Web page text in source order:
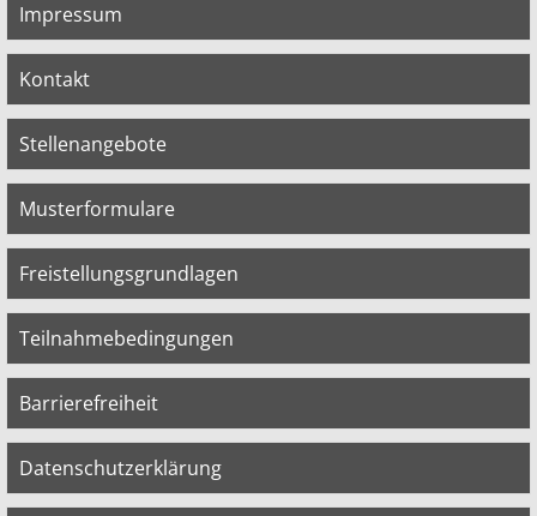
Impressum
Kontakt
Stellenangebote
Musterformulare
Freistellungsgrundlagen
Teilnahmebedingungen
Barrierefreiheit
Datenschutzerklärung